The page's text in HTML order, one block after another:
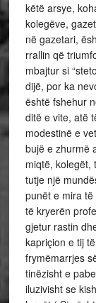
këtë arsye,
kolegëve,
në gazetari,
rrallin që
mbajtur si
dijë, por ka
është fshehur
ditë e vite, atë
modestinë e
bujë e zhurmë
miqtë, kolegët,
tutje një
punët e mira
të kryerën
gjetur rastin
kapriçion e tij
frymëmarrjes
tinëzisht e
iluzivisht se